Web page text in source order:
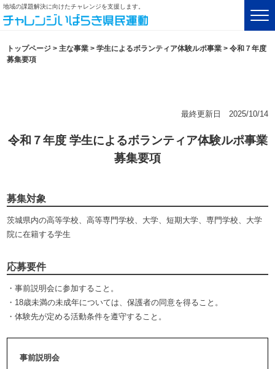
地域の課題解決に向けたチャレンジを支援します。
トップページ >主な事業 >学生によるボランティア体験ルポ事業 >令和７年度
募集要項
最終更新日 2025/10/14
令和７年度 学生によるボランティア体験ルポ事業
募集要項
募集対象
茨城県内の高等学校、高等専門学校、大学、短期大学、専門学校、大学
院に在籍する学生
応募要件
・事前説明会に参加すること。
・18歳未満の未成年については、保護者の同意を得ること。
・体験先が定める活動条件を遵守すること。
事前説明会